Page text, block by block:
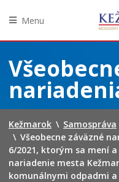
na
obsah
Menu
Kežmarok \ Samospráva
\ Všeobecne záväzné
6/2021, ktorým sa mení
nariadenie mesta
komunálnymi odpadmi